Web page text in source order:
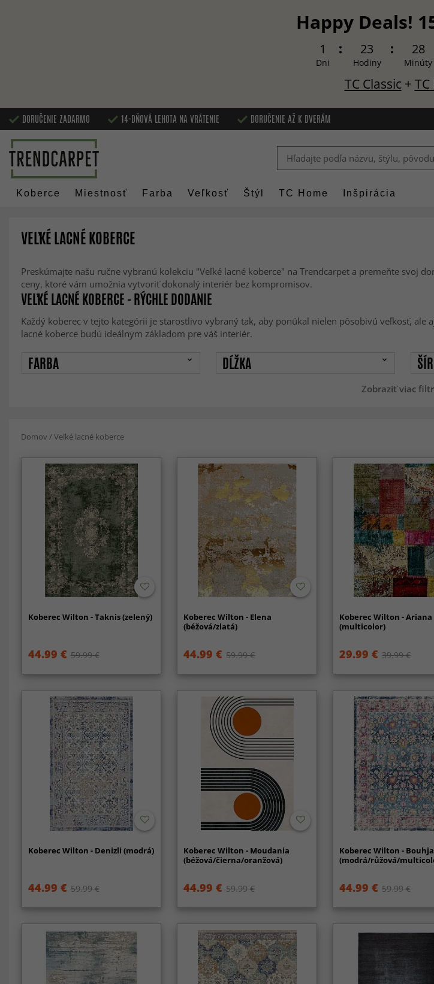
Happy Deals!
1
Dni
23
Hodiny
28
Minúty
TC Classic + TC
DORUČENIE ZADARMO 14-DŇOVÁ LEHOTA NA VRÁTENIE DORUČENIE AŽ K DVERÁM
Koberce Miestnosť Farba Veľkosť Štýl TC Home Inšpirácia
VEĽKÉ LACNÉ KOBERCE
Preskúmajte našu ručne vybranú kolekciu "Veľké lacné koberce" na Trendcarpet a premeňte svoj
ceny, ktoré vám umožnia vytvoriť dokonalý interiér bez kompromisov.
VEĽKÉ LACNÉ KOBERCE - RÝCHLE DODANIE
Každý koberec v tejto kategórii je starostlivo vybraný tak, aby ponúkal nielen pôsobivú veľkosť,
lacné koberce budú ideálnym základom pre váš interiér.
Zobraziť viac
FARBA DĹŽKA
Domov /Veľké lacné koberce
Koberec Wilton - Taknis (zelený)
44.99 € 59.99 €
Koberec Wilton - Elena
(béžová/zlatá)
44.99 € 59.99 €
Koberec Wilton - Ariana
(multicolor)
29.99 € 39.99 €
Koberec Wilton - Denizli (modrá)
44.99 € 59.99 €
Koberec Wilton - Moudania
(béžová/čierna/oranžová)
44.99 € 59.99 €
Koberec Wilton -
(modrá/růžová/
44.99 € 59.99 €